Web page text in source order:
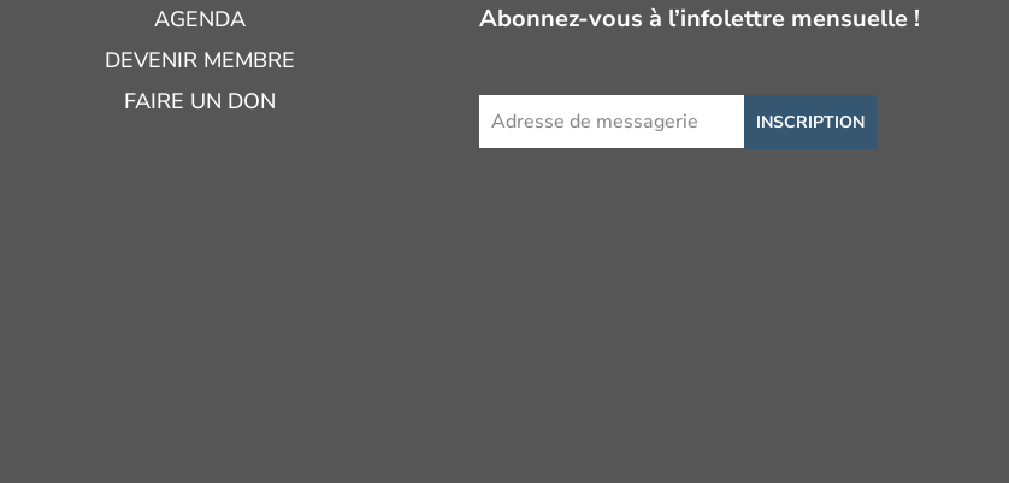
AGENDA
DEVENIR MEMBRE
FAIRE UN DON
Abonnez-vous à l’infolettre mensuelle !
INSCRIPTION